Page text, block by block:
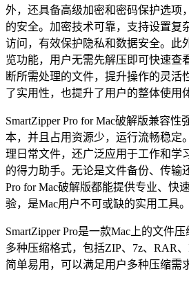
外，还具备高级加密和密码保护选项
的安全。加密技术可靠，支持设置复
访问，有效保护隐私和数据安全。此
览功能，用户无需先解压即可快速查
断所需处理的文件，提升操作的灵活
了实用性，也提升了用户的整体使用
SmartZipper Pro for Mac破解版兼容性
本，并且占用资源少，运行流畅稳定
理日常文件，还广泛应用于工作和学
的得力助手。无论是文件备份、传输
Pro for Mac破解版都能提供专业、快
验，是Mac用户不可或缺的实用工具。
SmartZipper Pro是一款Mac上的文件
多种压缩格式，包括ZIP、7z、RAR、
简单易用，可以满足用户多种压缩需